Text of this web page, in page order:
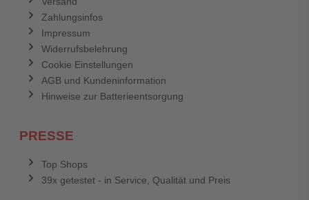
Zahlungsinfos
Impressum
Widerrufsbelehrung
Cookie Einstellungen
AGB und Kundeninformation
Hinweise zur Batterieentsorgung
PRESSE
Top Shops
39x getestet - in Service, Qualität und Preis